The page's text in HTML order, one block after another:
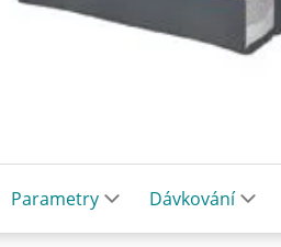
Parametry Dávkování